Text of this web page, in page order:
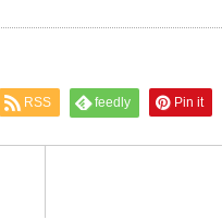
RSS feedly Pin it